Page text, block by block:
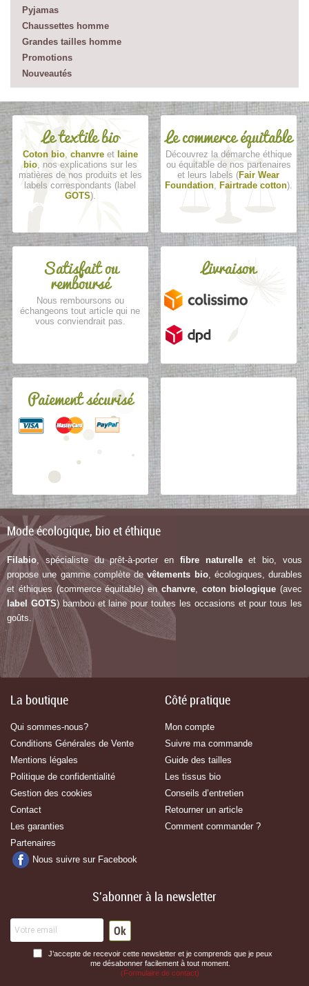
Pyjamas
Chaussettes homme
Grandes tailles homme
Promotions
Nouveautés
Le textile bio
Coton bio, chanvreet laine
bio, nos explications sur les
matières de nos produits et les
labels correspondants (label
GOTS).
Le commerce équitable
Découvrez la démarche éthique
ou équitable de nos partenaires
et leurs labels (Fair Wear
Foundation, Fairtrade cotton).
Satisfait ou
remboursé
Nous remboursons ou
échangeons tout article qui ne
vous conviendrait pas.
Livraison
Paiement sécurisé
Mode écologique, bio et éthique
Filabio , spécialiste du prêt-à-porter en fibre naturelleet bio, vous
propose une gamme complète devêtements bio, écologiques, durables
et éthiques (commerce équitable) en chanvre, coton biologique (avec
label GOTS) bambou et laine pour toutes les occasions et pour tous les
goûts.
La boutique
Qui sommes-nous?
Conditions Générales de Vente
Mentions légales
Politique de confidentialité
Gestion des cookies
Contact
Les garanties
Partenaires
Nous suivre sur Facebook
Côté pratique
Mon compte
Suivre ma commande
Guide des tailles
Les tissus bio
Conseils d’entretien
Retourner un article
Comment commander ?
S'abonner à la newsletter
J’accepte de recevoir cette newsletter et je comprends que je peux
(Formulaire de contact)